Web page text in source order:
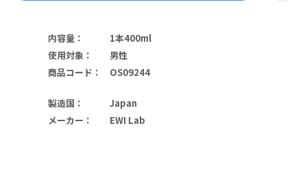
内容量 ：
1本400ml
使用対象 ：
男性
商品コード ： OS09244
製造国 ：
Japan
メーカー ： EWI Lab